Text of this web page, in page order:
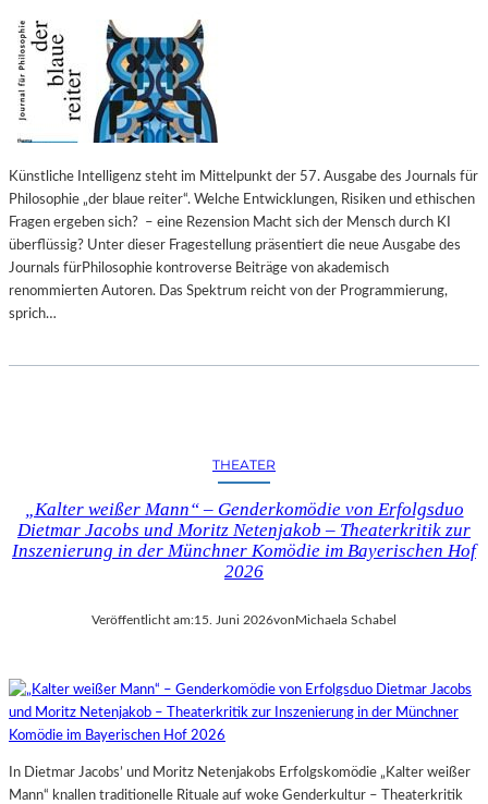
Künstliche Intelligenz steht im Mittelpunkt der 57. Ausgabe des Journals für
Philosophie „der blaue reiter“. Welche Entwicklungen, Risiken und ethischen
Fragen ergeben sich? – eine Rezension Macht sich der Mensch durch KI
überflüssig? Unter dieser Fragestellung präsentiert die neue Ausgabe des
Journals fürPhilosophie kontroverse Beiträge von akademisch
renommierten Autoren. Das Spektrum reicht von der Programmierung,
sprich…
THEATER
„Kalter weißer Mann“ – Genderkomödie von Erfolgsduo
Dietmar Jacobs und Moritz Netenjakob – Theaterkritik zur
Inszenierung in der Münchner Komödie im Bayerischen Hof
2026
Veröffentlicht am:15. Juni 2026vonMichaela Schabel
In Dietmar Jacobs’ und Moritz Netenjakobs Erfolgskomödie „Kalter weißer
Mann“ knallen traditionelle Rituale auf woke Genderkultur – Theaterkritik